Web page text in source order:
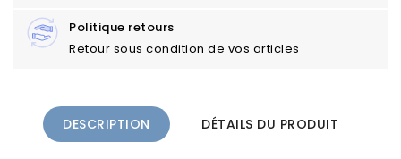
Politique retours
Retour sous condition de vos articles
DESCRIPTION DÉTAILS DU PRODUIT